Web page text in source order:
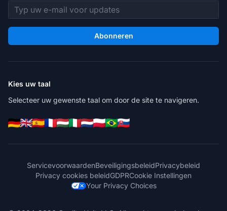
E-mailadres
Abonneren
Kies uw taal
Selecteer uw gewenste taal om door de site te navigeren.
ServicevoorwaardenBeveiligingsbeleidPrivacybeleid
Privacy cookies beleidGDPRCookie Instellingen
Your Privacy Choices